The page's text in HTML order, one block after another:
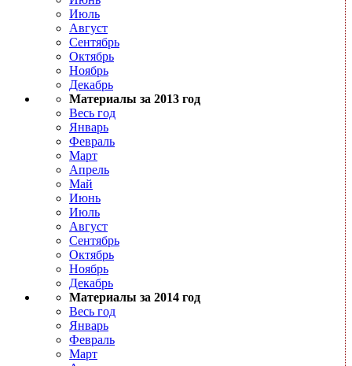
Июль
Август
Сентябрь
Октябрь
Ноябрь
Декабрь
Материалы за 2013 год
Весь год
Январь
Февраль
Март
Апрель
Май
Июнь
Июль
Август
Сентябрь
Октябрь
Ноябрь
Декабрь
Материалы за 2014 год
Весь год
Январь
Февраль
Март